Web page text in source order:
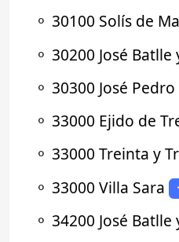
⚬ 30100 Solís de
⚬ 30200 José
⚬ 30300 José
⚬ 33000 Ejido de
⚬ 33000 Treinta y
⚬ 33000 Villa Sara
⚬ 34200 José